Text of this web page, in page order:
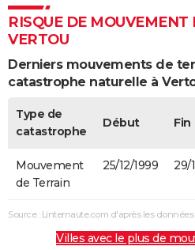
RISQUE DE
VERTOU
Derniers mouvements de
catastrophe naturelle à
Type de
catastrophe
Début Fin
Mouvement
de Terrain
25/12/1999 29/
Source : Linternaute.com d'après les données
Villes avec le plus de